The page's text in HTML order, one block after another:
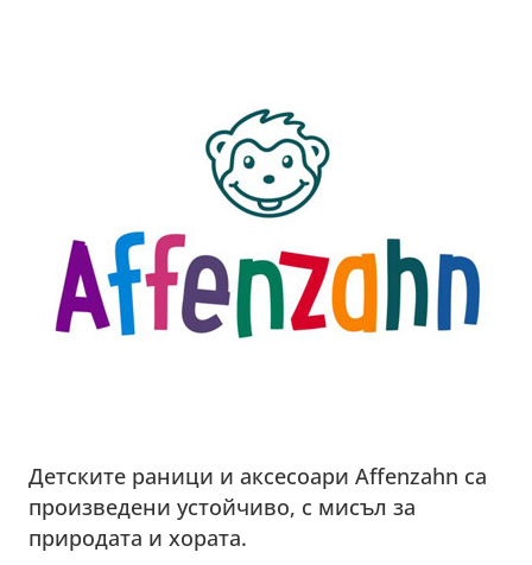
Детските раници и аксесоари Affenzahn са
произведени устойчиво, с мисъл за
природата и хората.